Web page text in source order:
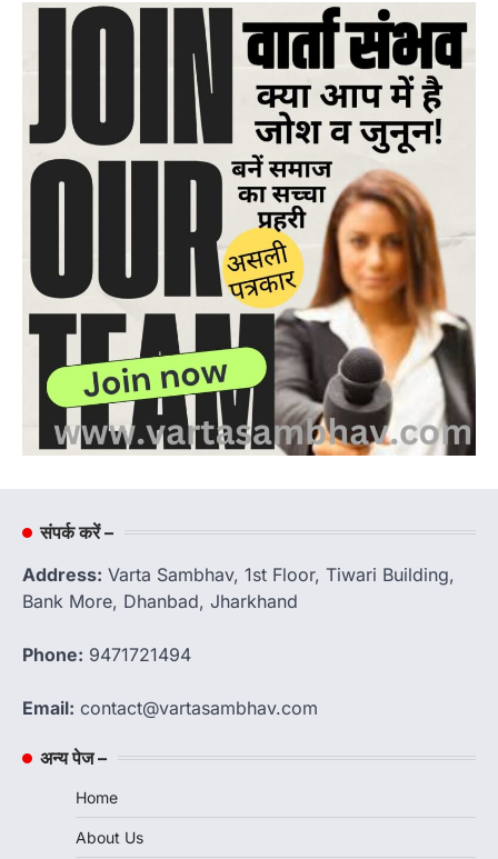
संपर्क करें –
Address: Varta Sambhav, 1st Floor, Tiwari Building,
Bank More, Dhanbad, Jharkhand
Phone: 9471721494
Email: contact@vartasambhav.com
अन्य पेज –
Home
About Us